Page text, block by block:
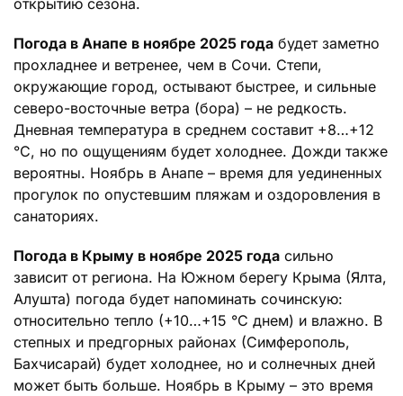
Погода в Анапе в ноябре 2025 года будет заметно
прохладнее и ветренее, чем в Сочи. Степи,
окружающие город, остывают быстрее, и сильные
северо-восточные ветра (бора) – не редкость.
Дневная температура в среднем составит +8…+12
°C, но по ощущениям будет холоднее. Дожди также
вероятны. Ноябрь в Анапе – время для уединенных
прогулок по опустевшим пляжам и оздоровления в
санаториях.
Погода в Крыму в ноябре 2025 года сильно
зависит от региона. На Южном берегу Крыма (Ялта,
Алушта) погода будет напоминать сочинскую:
относительно тепло (+10…+15 °C днем) и влажно. В
степных и предгорных районах (Симферополь,
Бахчисарай) будет холоднее, но и солнечных дней
может быть больше. Ноябрь в Крыму – это время